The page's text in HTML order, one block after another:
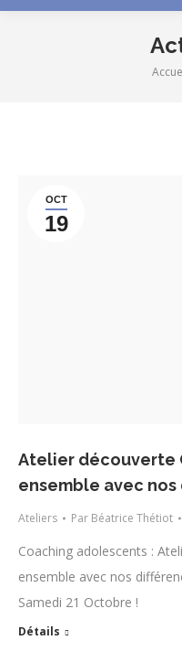
OCT
19
Atelier découverte
ensemble avec
Ateliers Par Béatrice Thétiot
Coaching adolescents :
ensemble avec nos
Samedi 21 Octobre !
Détails